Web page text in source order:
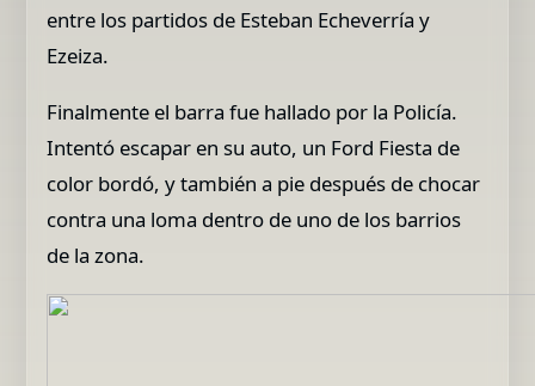
entre los partidos de Esteban Echeverría y
Ezeiza.
Finalmente el barra fue hallado por la Policía.
Intentó escapar en su auto, un Ford Fiesta de
color bordó, y también a pie después de chocar
contra una loma dentro de uno de los barrios
de la zona.